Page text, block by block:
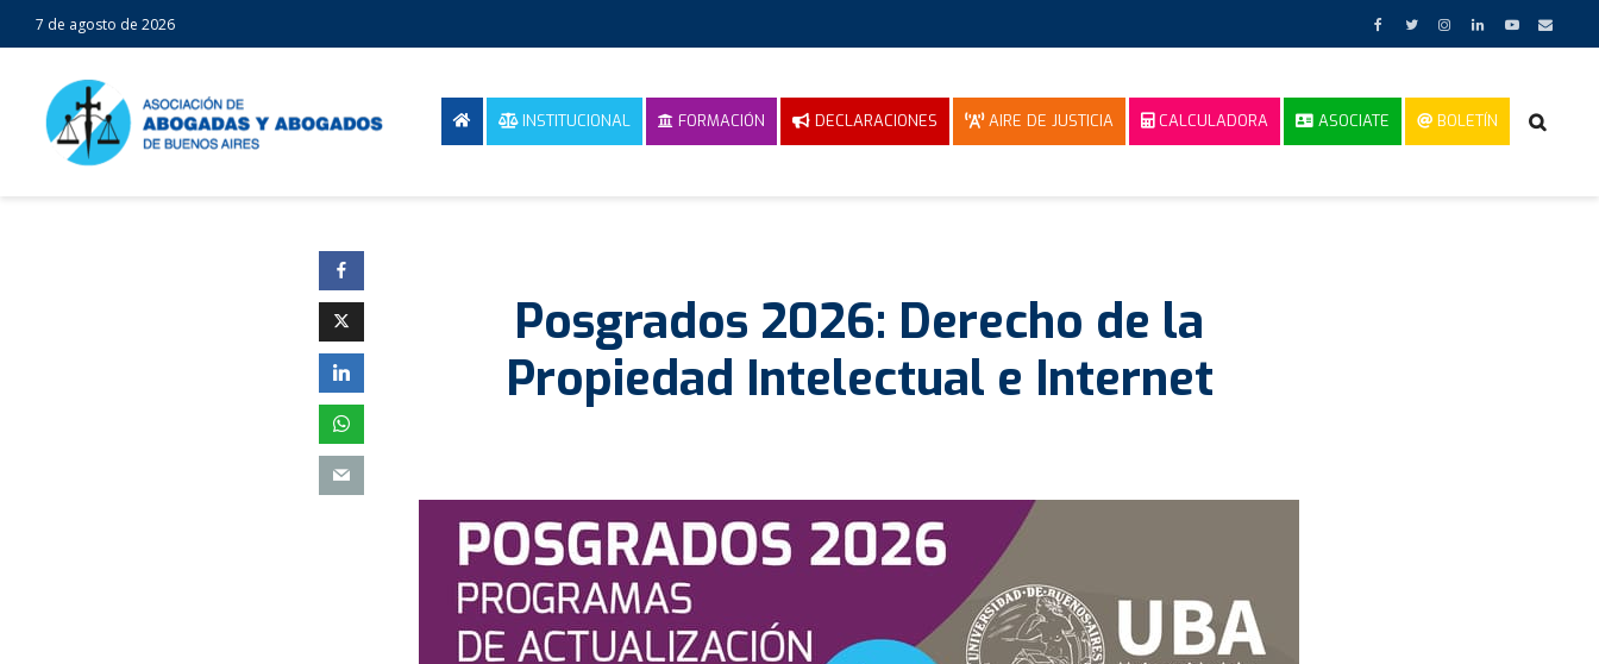
7 de agosto de 2026
INSTITUCIONAL FORMACIÓN DECLARACIONES AIRE DE JUSTICIA CALCULADORA ASOCIATE BOLETÍN
Posgrados 2026: Derecho de la
Propiedad Intelectual e Internet